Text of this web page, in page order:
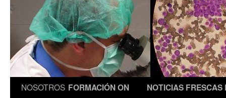
NOSOTROS FORMACIÓN ON
NOTICIAS FRESCAS